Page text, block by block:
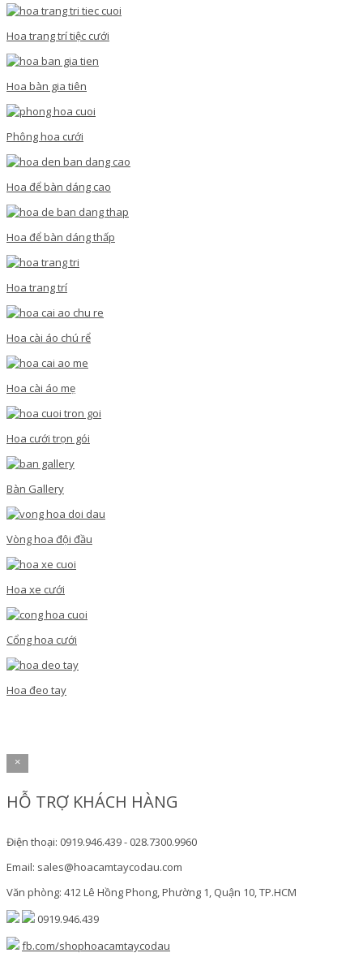
Hoa trang trí tiệc cưới
Hoa bàn gia tiên
Phông hoa cưới
Hoa để bàn dáng cao
Hoa để bàn dáng thấp
Hoa trang trí
Hoa cài áo chú rể
Hoa cài áo mẹ
Hoa cưới trọn gói
Bàn Gallery
Vòng hoa đội đầu
Hoa xe cưới
Cổng hoa cưới
Hoa đeo tay
×
HỖ TRỢ KHÁCH HÀNG
Điện thoại: 0919.946.439 - 028.7300.9960
Email: sales@hoacamtaycodau.com
Văn phòng: 412 Lê Hồng Phong, Phường 1, Quận 10, TP.HCM
0919.946.439
fb.com/shophoacamtaycodau